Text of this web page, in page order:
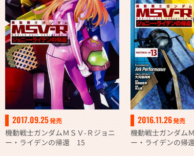
2017.09.25発売
機動戦士ガンダムＭＳＶ‐Ｒジョニ
ー・ライデンの帰還 15
2016.11.26発売
機動戦士ガンダム
ー・ライデンの帰